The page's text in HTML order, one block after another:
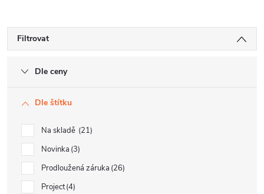
Filtrovat
Dle ceny
Dle štítku
Na skladě 21
Novinka 3
Prodloužená záruka 26
Project 4